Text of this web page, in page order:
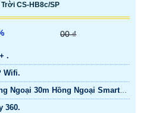
CS-HB8c/SP
00 ₫
.
Wifi.
Ngoại 30m Hồng Ngoại Smart
360.